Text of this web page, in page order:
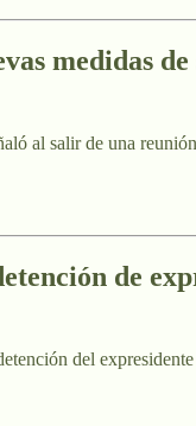
medidas
al salir de una
de
del